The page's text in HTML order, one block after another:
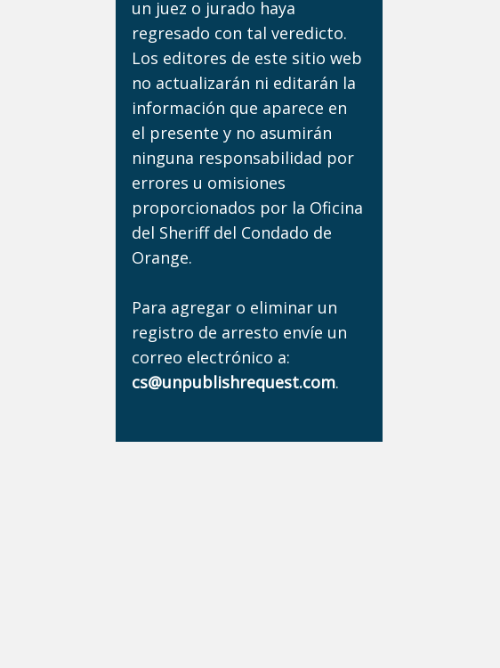
un juez o jurado haya
regresado con tal veredicto.
Los editores de este sitio web
no actualizarán ni editarán la
información que aparece en
el presente y no asumirán
ninguna responsabilidad por
errores u omisiones
proporcionados por la Oficina
del Sheriff del Condado de
Orange.
Para agregar o eliminar un
registro de arresto envíe un
correo electrónico a:
cs@unpublishrequest.com.